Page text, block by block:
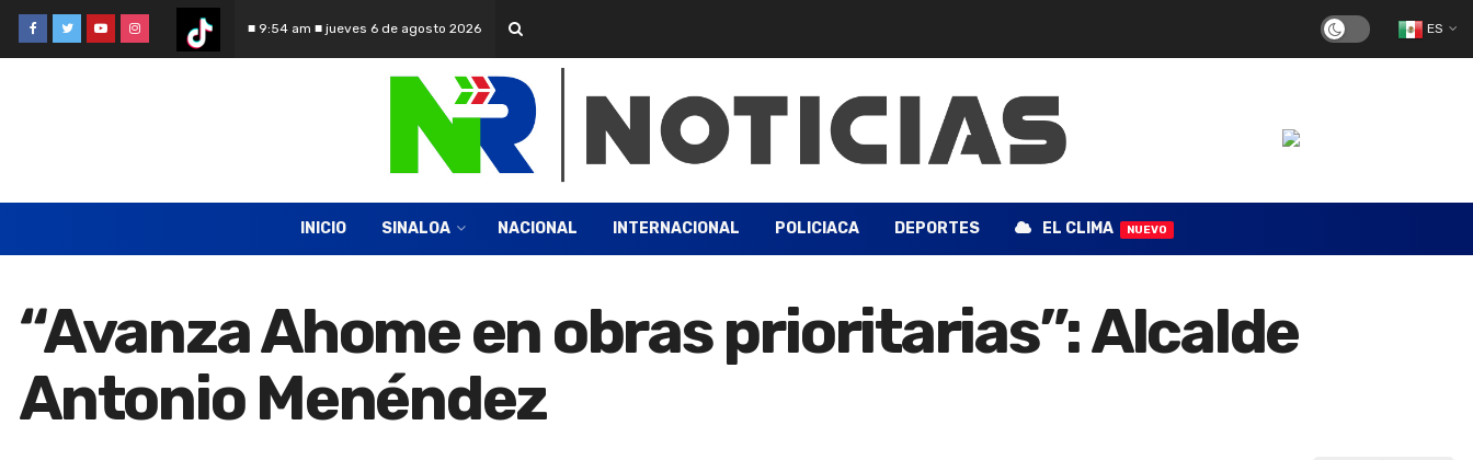
■ 9:54 am ■ jueves 6 de agosto 2026 ES
INICIO SINALOA NACIONAL INTERNACIONAL POLICIACA DEPORTES EL CLIMA NUEVO
“Avanza Ahome en obras prioritarias”: Alcalde
Antonio Menéndez